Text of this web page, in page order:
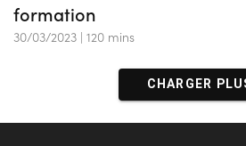
formation
30/03/2023 | 120 mins
CHARGER